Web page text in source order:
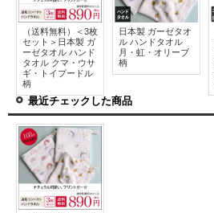
（送料無料）＜3枚
セット＞日本製 ガ
ーゼタオル ハンド
タオル クマ・ウサ
ギ・トイプードル
柄
日本製 ガーゼタオ
ル ハンドタオル
月・虹・オリーブ
柄
最近チェックした商品